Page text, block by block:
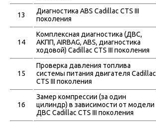
13
Диагностика ABS Cadillac CTS III
поколения
14
Комплексная диагностика (ДВС,
АКПП, АIRBAG, ABS, диагностика
ходовой) Cadillac CTS III поколения
15
Проверка давления топлива
системы питания двигателя Cadillac
CTS III поколения
16
Замер компрессии (за один
цилиндр) в зависимости от модели
ДВС Cadillac CTS III поколения